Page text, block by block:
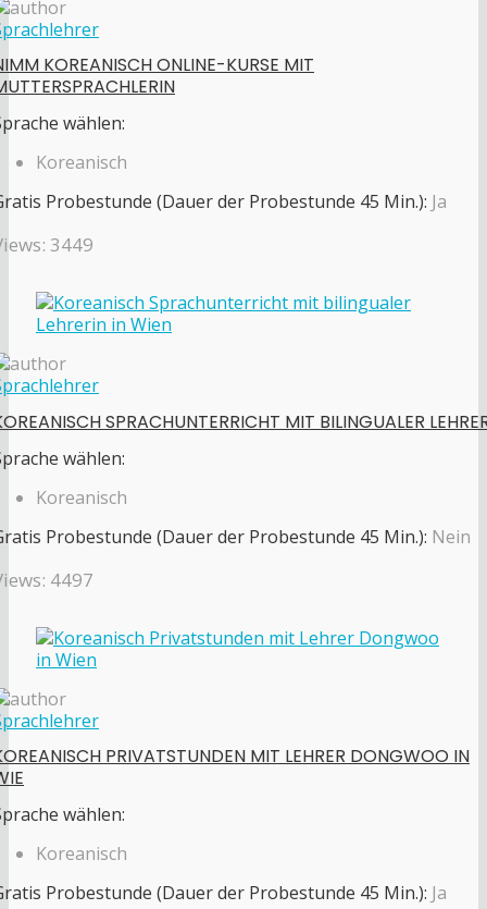
KOREANISCH ONLINE-KURSE MIT
wählen:
Koreanisch
Probestunde (Dauer der Probestunde 45 Min.): Ja
3449
SPRACHUNTERRICHT MIT BILINGUALER
wählen:
Koreanisch
Probestunde (Dauer der Probestunde 45 Min.): Nein
4497
PRIVATSTUNDEN MIT LEHRER DONGWOO IN
wählen:
Koreanisch
Probestunde (Dauer der Probestunde 45 Min.): Ja